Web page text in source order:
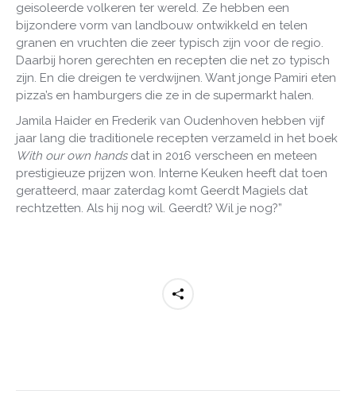
geisoleerde volkeren ter wereld. Ze hebben een
bijzondere vorm van landbouw ontwikkeld en telen
granen en vruchten die zeer typisch zijn voor de regio.
Daarbij horen gerechten en recepten die net zo typisch
zijn. En die dreigen te verdwijnen. Want jonge Pamiri eten
pizza’s en hamburgers die ze in de supermarkt halen.
Jamila Haider en Frederik van Oudenhoven hebben vijf
jaar lang die traditionele recepten verzameld in het boek
With our own handsdat in 2016 verscheen en meteen
prestigieuze prijzen won. Interne Keuken heeft dat toen
geratteerd, maar zaterdag komt Geerdt Magiels dat
rechtzetten. Als hij nog wil. Geerdt? Wil je nog?”